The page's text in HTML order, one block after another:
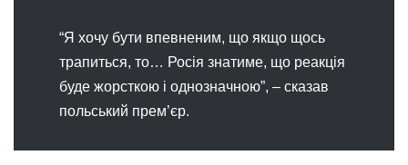
“Я хочу бути впевненим, що якщо щось
трапиться, то… Росія знатиме, що реакція
буде жорсткою і однозначною”, – сказав
польський прем’єр.